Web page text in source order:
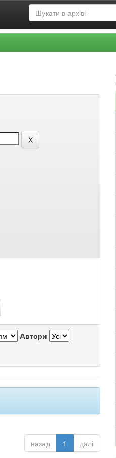
Автори
назад 1 далі